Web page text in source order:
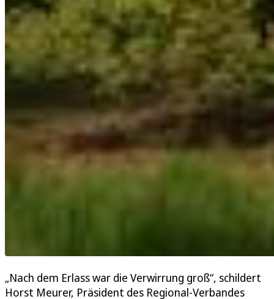
„Nach dem Erlass war die Verwirrung groß“, schildert
Horst Meurer, Präsident des Regional-Verbandes